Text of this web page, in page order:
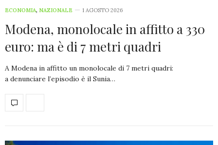
ECONOMIA, NAZIONALE 1 AGOSTO 2026
Modena, monolocale in affitto a 330
euro: ma è di 7 metri quadri
A Modena in affitto un monolocale di 7 metri quadri:
a denunciare l’episodio è il Sunia…